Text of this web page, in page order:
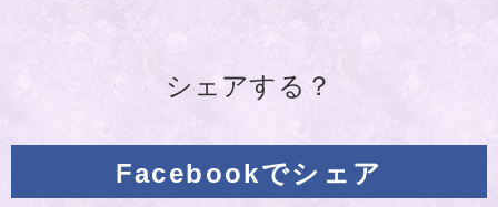
シェアする？
Facebookでシェア